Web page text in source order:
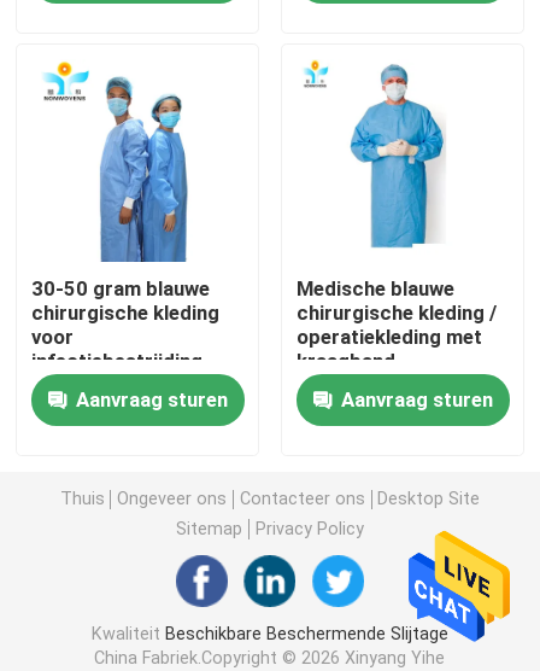
Beschikbaar Beschermend Overtrek
beschikbare chirurgische toga
Geweven Stof van SMS de niet
Geweven stof van pp de niet
Beschikbare Isolatietoga
masker van het 3 vouw het Beschikbare gezicht
Beschikbare Laboratoriumlaag
Beschikbare Kimonotoga's
30-50 gram blauwe
chirurgische kleding
voor
infectiebestrijding
Aanvraag sturen
Medische blauwe
chirurgische kleding /
operatiekleding met
kraagband
Aanvraag sturen
Thuis Ongeveer ons Contacteer ons
Desktop Site
Sitemap
Privacy Policy
Kwaliteit Beschikbare Beschermende Slijtage
China Fabriek.Copyright © 2026 Xinyang Yihe